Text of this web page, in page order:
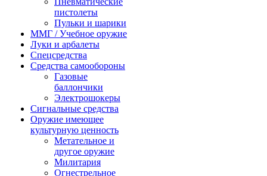
пистолеты
Пульки и шарики
ММГ / Учебное оружие
Луки и арбалеты
Спецсредства
Средства самообороны
Газовые
баллончики
Электрошокеры
Сигнальные средства
Оружие имеющее
культурную ценность
Метательное и
другое оружие
Милитария
Огнестрельное